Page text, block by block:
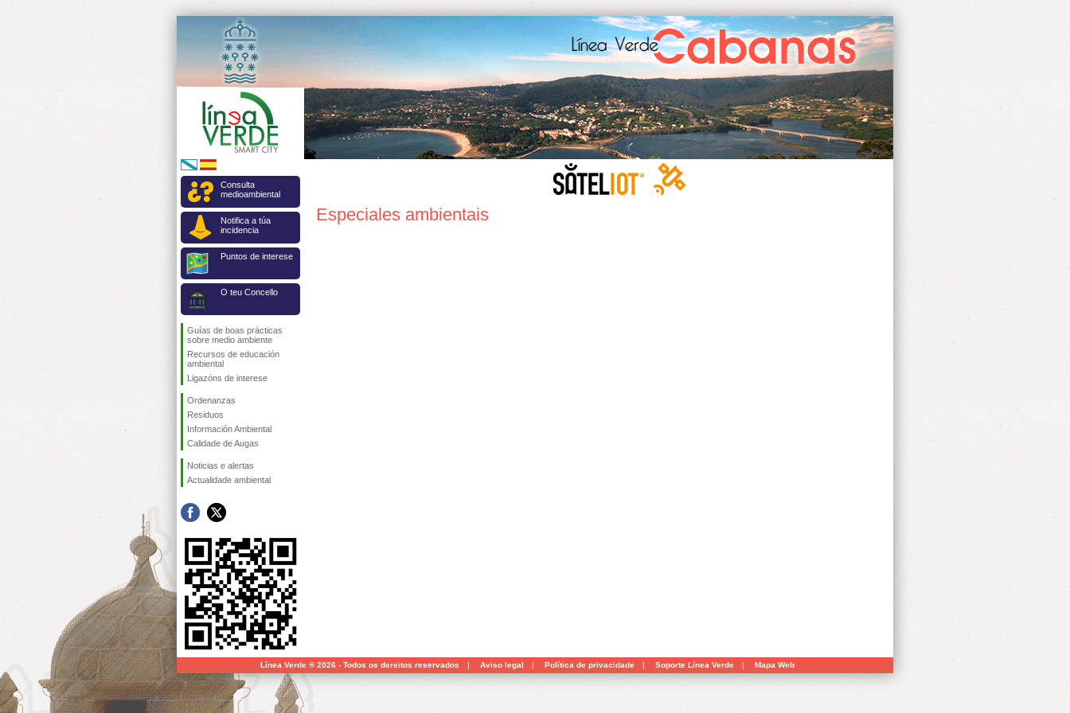
Consulta
medioambiental
Notifica a túa
incidencia
Puntos de interese
O teu Concello
Guías de boas prácticas
sobre medio ambiente
Recursos de educación
ambiental
Ligazóns de interese
Ordenanzas
Residuos
Información Ambiental
Calidade de Augas
Noticias e alertas
Actualidade ambiental
Especiales ambientais
Línea Verde ® 2026 - Todos os dereitos reservados | Aviso legal | Política de privacidade | Soporte Línea Verde | Mapa Web